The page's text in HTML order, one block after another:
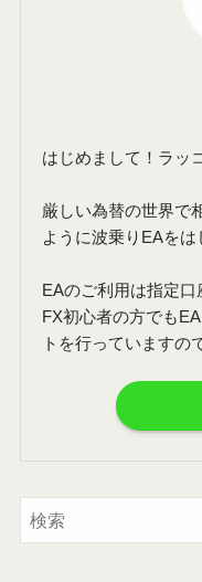
はじめまして！ラッ
厳しい為替の世界で
ように波乗りEAをは
EAのご利用は指定口
FX初心者の方でも
トを行っていますの